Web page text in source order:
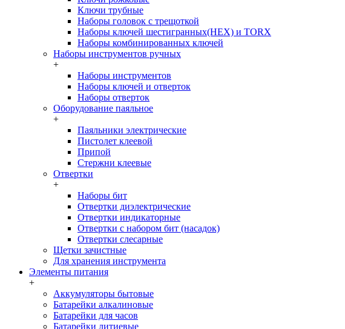
Ключи трубные
Наборы головок c трещоткой
Наборы ключей шестигранных(HEX) и TORX
Наборы комбинированных ключей
Наборы инструментов ручных
+
Наборы инструментов
Наборы ключей и отверток
Наборы отверток
Оборудование паяльное
+
Паяльники электрические
Пистолет клеевой
Припой
Стержни клеевые
Отвертки
+
Наборы бит
Отвертки диэлектрические
Отвертки индикаторные
Отвертки с набором бит (насадок)
Отвертки слесарные
Щетки зачистные
Для хранения инструмента
Элементы питания
+
Аккумуляторы бытовые
Батарейки алкалиновые
Батарейки для часов
Батарейки литиевые